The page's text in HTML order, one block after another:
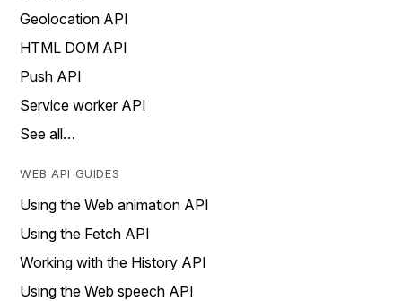
Geolocation API
HTML DOM API
Push API
Service worker API
See all…
WEB API GUIDES
Using the Web animation API
Using the Fetch API
Working with the History API
Using the Web speech API